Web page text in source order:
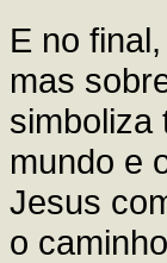
E no
mas
simboliza
mundo e
Jesus
o